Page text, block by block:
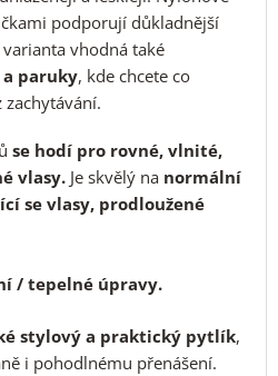
podporují důkladnější
vhodná také
paruky, kde chcete co
se hodí pro rovné, vlnité,
vlasy. Je skvělý na normální
se vlasy, prodloužené
/ tepelné úpravy.
stylový a praktický pytlík,
i pohodlnému přenášení.